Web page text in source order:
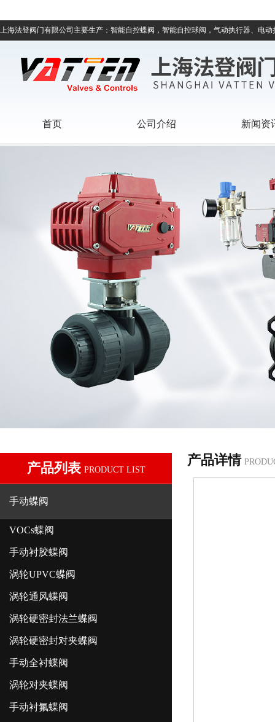
上海法登阀门有限公司主要生产：智能自控蝶阀，智能自控球阀，气动执行器、电
首页 公司介绍 新闻资
产品列表 PRODUCT LIST
手动蝶阀
VOCs蝶阀
手动衬胶蝶阀
涡轮UPVC蝶阀
涡轮通风蝶阀
涡轮硬密封法兰蝶阀
涡轮硬密封对夹蝶阀
手动全衬蝶阀
涡轮对夹蝶阀
手动衬氟蝶阀
产品详情